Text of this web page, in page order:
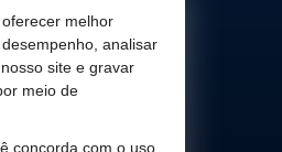
favoritos
de imóveis
imóveis
Facebook
melhor
analisar
site e gravar
meio de
concorda com o uso